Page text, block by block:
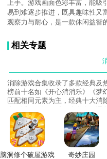
上手。游戏画面色彩丰富，能
易到难逐步推进，既具趣味性又
观察力与耐心，是一款休闲益智
相关专题
消除游戏合集收录了多款经典及
榜前十名如《开心消消乐》《梦
匹配相同元素为主，经典十大消
多种类型，部分游戏还融入了剧
味性。消除红包游戏2025大全
适合全年龄段玩家，部分支持
闯关。但需注意部分游戏含内
通常通过应用商店或游戏平台获
脑洞修个破屋游戏 奇妙庄园